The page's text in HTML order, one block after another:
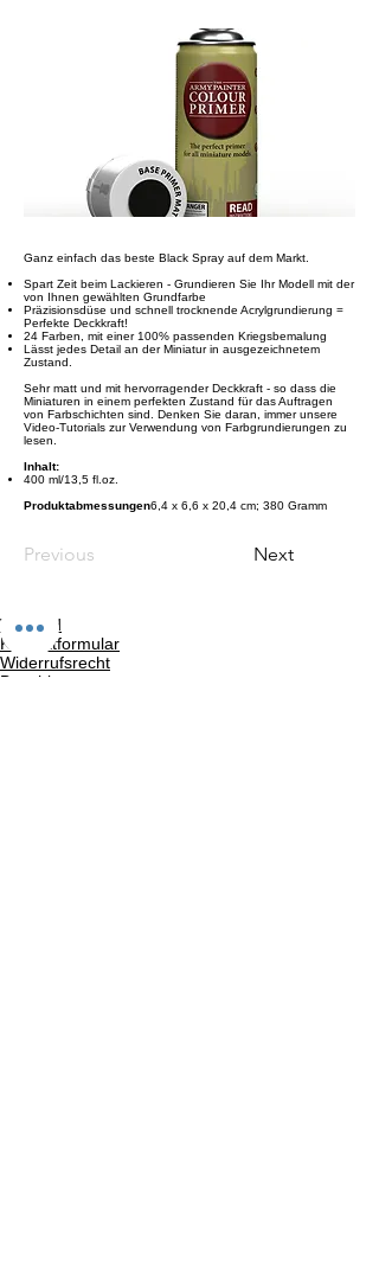
Ganz einfach das beste Black Spray auf dem Markt.
Spart Zeit beim Lackieren - Grundieren Sie Ihr Modell mit der
von Ihnen gewählten Grundfarbe
Präzisionsdüse und schnell trocknende Acrylgrundierung =
Perfekte Deckkraft!
24 Farben, mit einer 100% passenden Kriegsbemalung
Lässt jedes Detail an der Miniatur in ausgezeichnetem
Zustand.
Sehr matt und mit hervorragender Deckkraft - so dass die
Miniaturen in einem perfekten Zustand für das Auftragen
von Farbschichten sind. Denken Sie daran, immer unsere
Video-Tutorials zur Verwendung von Farbgrundierungen zu
lesen.
Inhalt:
400 ml/13,5 fl.oz.
Produktabmessungen‎6,4 x 6,6 x 20,4 cm; 380 Gramm
Previous Next
Versand
Kontaktformular
Widerrufsrecht
Bezahlarten